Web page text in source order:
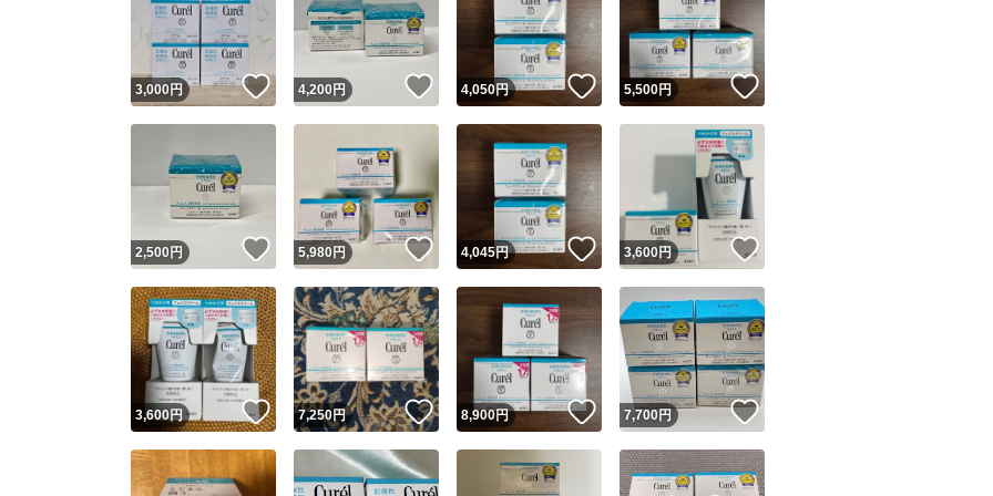
ユーザーの実績について
Yahoo!フリマが定めた一定の基準を満たしたユーザーにバッジを付与しています
安心取引出品者
安心取引出品者 Yahoo!フリマの基準をクリアした安心・安全なユーザーです
取引実績
取引実績◯+ このユーザーはYahoo!フリマの取引を完了させた実績があり
この商品の情報をコピーします
商品画像の無断転載は禁止されています
コピーは1商品につき1回です
3,000円 いいね！
4,200円 いいね！
4,050円 いいね！
5,500円
2,500円 いいね！
5,980円 いいね！
4,045円 いいね！
3,600円
3,600円 いいね！
7,250円 いいね！
8,900円 いいね！
7,700円